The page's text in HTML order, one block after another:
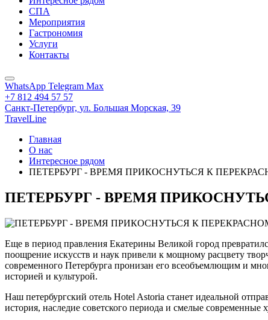
СПА
Мероприятия
Гастрономия
Услуги
Контакты
WhatsApp Telegram Max
+7 812 494 57 57
Санкт-Петербург, ул. Большая Морская, 39
TravelLine
Главная
О нас
Интересное рядом
ПЕТЕРБУРГ - ВРЕМЯ ПРИКОСНУТЬСЯ К
ПЕТЕРБУРГ - ВРЕМЯ
Еще в период правления Екатерины Великой город
поощрение искусств и наук привели к мощному расцвету
современного Петербурга пронизан его всеобъемлющим и
историей и культурой.
Наш петербургский отель Hotel Astoria станет идеальной
история, наследие советского периода и смелые современные